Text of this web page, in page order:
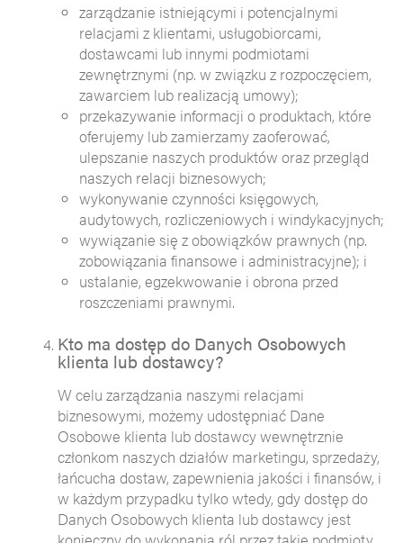
zarządzanie istniejącymi i potencjalnymi
relacjami z klientami, usługobiorcami,
dostawcami lub innymi podmiotami
zewnętrznymi (np. w związku z rozpoczęciem,
zawarciem lub realizacją umowy);
przekazywanie informacji o produktach, które
oferujemy lub zamierzamy zaoferować,
ulepszanie naszych produktów oraz przegląd
naszych relacji biznesowych;
wykonywanie czynności księgowych,
audytowych, rozliczeniowych i windykacyjnych;
wywiązanie się z obowiązków prawnych (np.
zobowiązania finansowe i administracyjne); i
ustalanie, egzekwowanie i obrona przed
roszczeniami prawnymi.
Kto ma dostęp do Danych Osobowych
klienta lub dostawcy?
W celu zarządzania naszymi relacjami
biznesowymi, możemy udostępniać Dane
Osobowe klienta lub dostawcy wewnętrznie
członkom naszych działów marketingu, sprzedaży,
łańcucha dostaw, zapewnienia jakości i finansów, i
w każdym przypadku tylko wtedy, gdy dostęp do
Danych Osobowych klienta lub dostawcy jest